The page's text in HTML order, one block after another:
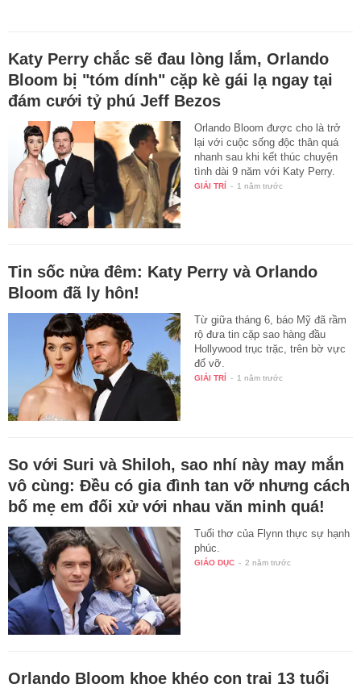
Katy Perry chắc sẽ đau lòng lắm, Orlando
Bloom bị "tóm dính" cặp kè gái lạ ngay tại
đám cưới tỷ phú Jeff Bezos
Orlando Bloom được cho là trở
lại với cuộc sống độc thân quá
nhanh sau khi kết thúc chuyện
tình dài 9 năm với Katy Perry.
GIẢI TRÍ - 1 năm trước
Tin sốc nửa đêm: Katy Perry và Orlando
Bloom đã ly hôn!
Từ giữa tháng 6, báo Mỹ đã rầm
rộ đưa tin cặp sao hàng đầu
Hollywood trục trặc, trên bờ vực
đổ vỡ.
GIẢI TRÍ - 1 năm trước
So với Suri và Shiloh, sao nhí này may mắn
vô cùng: Đều có gia đình tan vỡ nhưng cách
bố mẹ em đối xử với nhau văn minh quá!
Tuổi thơ của Flynn thực sự hạnh
phúc.
GIÁO DỤC - 2 năm trước
Orlando Bloom khoe khéo con trai 13 tuổi